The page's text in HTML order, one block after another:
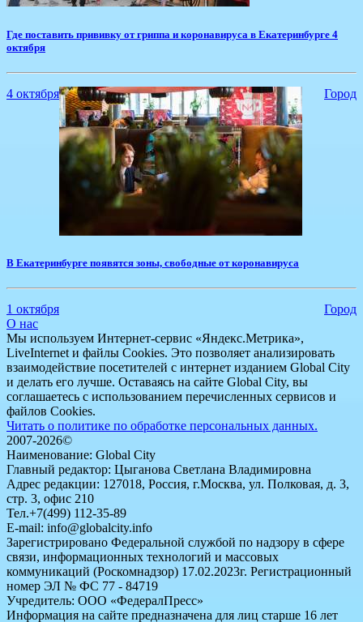
​Где поставить прививку от гриппа и коронавируса в Екатеринбурге 4
октября
4 октября Город
​В Екатеринбурге появятся зоны, свободные от коронавируса
1 октября
Город
О нас
Мы используем Интернет-сервис «Яндекс.Метрика»,
LiveInternet и файлы Cookies. Это позволяет анализировать
взаимодействие посетителей с интернет изданием Global City
и делать его лучше. Оставаясь на сайте Global City, вы
соглашаетесь с использованием перечисленных сервисов и
файлов Cookies.
Читать о политике по обработке персональных данных.
2007-2026©
Наименование: Global City
Главный редактор: Цыганова Светлана Владимировна
Адрес редакции: 127018, Россия, г.Москва, ул. Полковая, д. 3,
стр. 3, офис 210
Тел.+7(499) 112-35-89
E-mail: info@globalcity.info
Зарегистрировано Федеральной службой по надзору в сфере
связи, информационных технологий и массовых
коммуникаций (Роскомнадзор) 17.02.2023г. Регистрационный
номер ЭЛ № ФС 77 - 84719
Учредитель: ООО «ФедералПресс»
Информация на сайте предназначена для лиц старше 16 лет